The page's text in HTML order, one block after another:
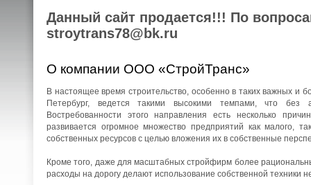
Данный сайт продается!!! По
stroytrans78@bk.ru
О компании ООО «СтройТранс»
В настоящее время строительство, особенно в таких важных и
Петербург, ведется такими высокими темпами, что без
Востребованности этого направления есть несколько
развивается огромное множество предприятий как малого,
собственных ресурсов с целью вложения их в собственные
Кроме того, даже для масштабных стройфирм более
расходы на дорогу делают использование собственной техники